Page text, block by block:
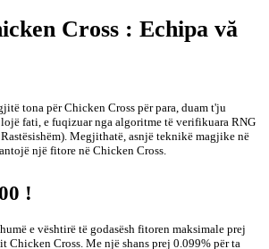
Cross : Echipa vă
tona për Chicken Cross për para, duam t'ju
fati, e fuqizuar nga algoritme të verifikuara RNG
Megjithatë, asnjë teknikë magjike në
një fitore në Chicken Cross.
!
e vështirë të godasësh fitoren maksimale prej
Chicken Cross. Me një shans prej 0.099% për ta